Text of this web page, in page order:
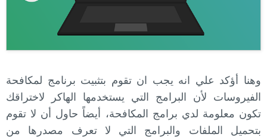
وهنا أؤكد علي انه يجب ان تقوم بتثبيت برنامج لمكافحة
الفيروسات لأن البرامج التي يستخدمها الهاكر لاختراقك
تكون معلومة لدي برامج المكافحة، أيضاً حاول أن لا تقوم
بتحميل الملفات والبرامج التي لا تعرف مصدرها من